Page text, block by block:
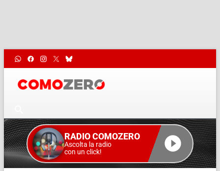
RADIO COMOZERO
Ascolta la radio
con un click!